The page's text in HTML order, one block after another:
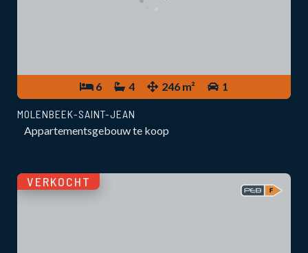
6 4 246 m² 1
MOLENBEEK-SAINT-JEAN
Appartementsgebouw te koop
VERKOCHT